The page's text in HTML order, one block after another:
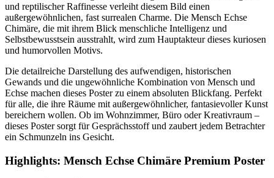
und reptilischer Raffinesse verleiht diesem Bild einen
außergewöhnlichen, fast surrealen Charme. Die Mensch Echse
Chimäre, die mit ihrem Blick menschliche Intelligenz und
Selbstbewusstsein ausstrahlt, wird zum Hauptakteur dieses kuriosen
und humorvollen Motivs.
Die detailreiche Darstellung des aufwendigen, historischen
Gewands und die ungewöhnliche Kombination von Mensch und
Echse machen dieses Poster zu einem absoluten Blickfang. Perfekt
für alle, die ihre Räume mit außergewöhnlicher, fantasievoller Kunst
bereichern wollen. Ob im Wohnzimmer, Büro oder Kreativraum –
dieses Poster sorgt für Gesprächsstoff und zaubert jedem Betrachter
ein Schmunzeln ins Gesicht.
Highlights: Mensch Echse Chimäre Premium Poster